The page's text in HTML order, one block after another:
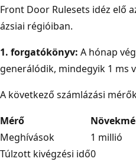
Front Door Rulesets idéz elő
ázsiai régióiban.
1. forgatókönyv: A hónap
generálódik, mindegyik 1 ms
A következő számlázási
Mérő
Meghívások
1 millió
Túlzott kivégzési idő0